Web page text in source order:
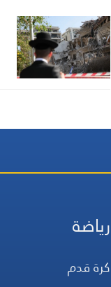
رياضة
كرة قدم